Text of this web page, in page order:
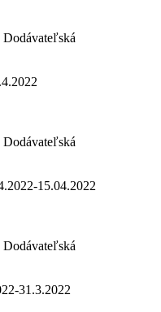
Dodávateľská
Dodávateľská
15.04.2022
Dodávateľská
31.3.2022